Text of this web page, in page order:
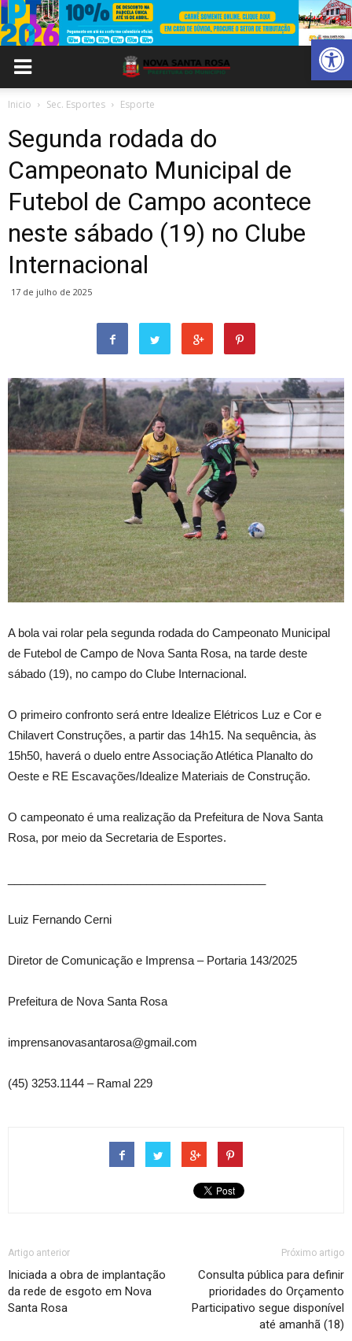
Abrir
Inicio Sec. Esportes Esporte
Segunda rodada do
Campeonato Municipal de
Futebol de Campo acontece
neste sábado (19) no Clube
Internacional
17 de julho de 2025
A bola vai rolar pela segunda rodada do Campeonato Municipal
de Futebol de Campo de Nova Santa Rosa, na tarde deste
sábado (19), no campo do Clube Internacional.
O primeiro confronto será entre Idealize Elétricos Luz e Cor e
Chilavert Construções, a partir das 14h15. Na sequência, às
15h50, haverá o duelo entre Associação Atlética Planalto do
Oeste e RE Escavações/Idealize Materiais de Construção.
O campeonato é uma realização da Prefeitura de Nova Santa
Rosa, por meio da Secretaria de Esportes.
Luiz Fernando Cerni
Diretor de Comunicação e Imprensa – Portaria 143/2025
Prefeitura de Nova Santa Rosa
imprensanovasantarosa@gmail.com
(45) 3253.1144 – Ramal 229
Artigo anterior
Iniciada a obra de implantação
da rede de esgoto em Nova
Santa Rosa
Próximo artigo
Consulta pública para definir
prioridades do Orçamento
Participativo segue disponível
até amanhã (18)